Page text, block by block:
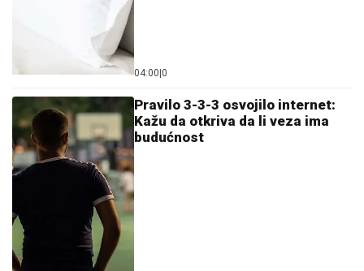
04:00|0
Pravilo 3-3-3 osvojilo internet:
Kažu da otkriva da li veza ima
budućnost